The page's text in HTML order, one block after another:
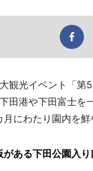
観光イベント「第
田港や下田富士
にわたり園内を鮮
がある下田公園入り